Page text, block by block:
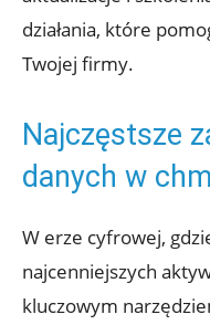
działania, które⁢
Twojej firmy.
Najczęstsze
danych w
W erze cyfrowej,
najcenniejszych
kluczowym